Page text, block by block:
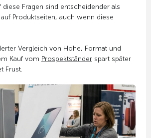
Fragen sind entscheidender als
Produktseiten, auch wenn diese
Vergleich von Höhe, Format und
Kauf vom Prospektständerspart später
Frust.